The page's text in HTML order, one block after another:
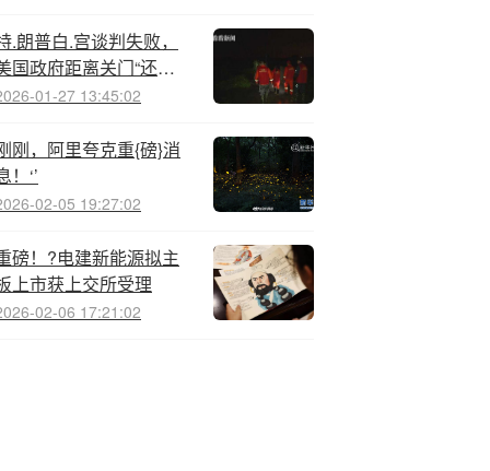
.朗普白.宫谈判失败，
国政府距离关门“还有
天多”，金价突破3800
01-27 13:45:02
刚，阿里夸克重{磅}消
！‘’
02-05 19:27:02
磅！?电建新能源拟主
上市获上交所受理
02-06 17:21:02